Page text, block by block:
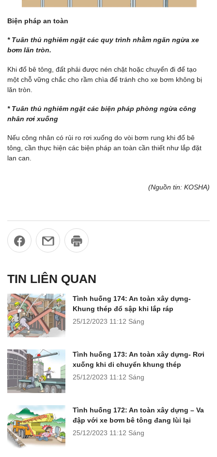
Biện pháp an toàn
* Tuân thủ nghiêm ngặt các quy trình nhằm ngăn ngừa xe
bơm lăn tròn.
Khi đổ bê tông, đất phải được nén chặt hoặc chuyển đi để tạo
một chỗ vững chắc cho rầm chìa để tránh cho xe bơm không bị
lăn tròn.
* Tuân thủ nghiêm ngặt các biện pháp phòng ngừa công
nhân rơi xuống
Nếu công nhân có rủi ro rơi xuống do vòi bơm rung khi đổ bê
tông, cần thực hiện các biện pháp an toàn cần thiết như lắp đặt
lan can.
(Nguồn tin: KOSHA)
TIN LIÊN QUAN
Tình huống 174: An toàn xây dựng-
Khung thép đổ sập khi lắp ráp
25/12/2023 11:12 Sáng
Tình huống 173: An toàn xây dựng- Rơi
xuống khi di chuyển khung thép
25/12/2023 11:12 Sáng
Tình huống 172: An toàn xây dựng – Va
đập với xe bơm bê tông đang lùi lại
25/12/2023 11:12 Sáng